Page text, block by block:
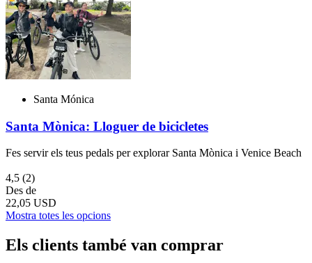
Santa Mónica
Santa Mònica: Lloguer de bicicletes
Fes servir els teus pedals per explorar Santa Mònica i Venice Beach
4,5 (2)
Des de
22,05 USD
Mostra totes les opcions
Els clients també van comprar